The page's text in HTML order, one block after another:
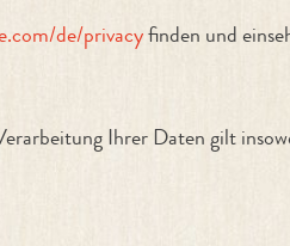
de/privacyfinden und
Ihrer Daten gilt